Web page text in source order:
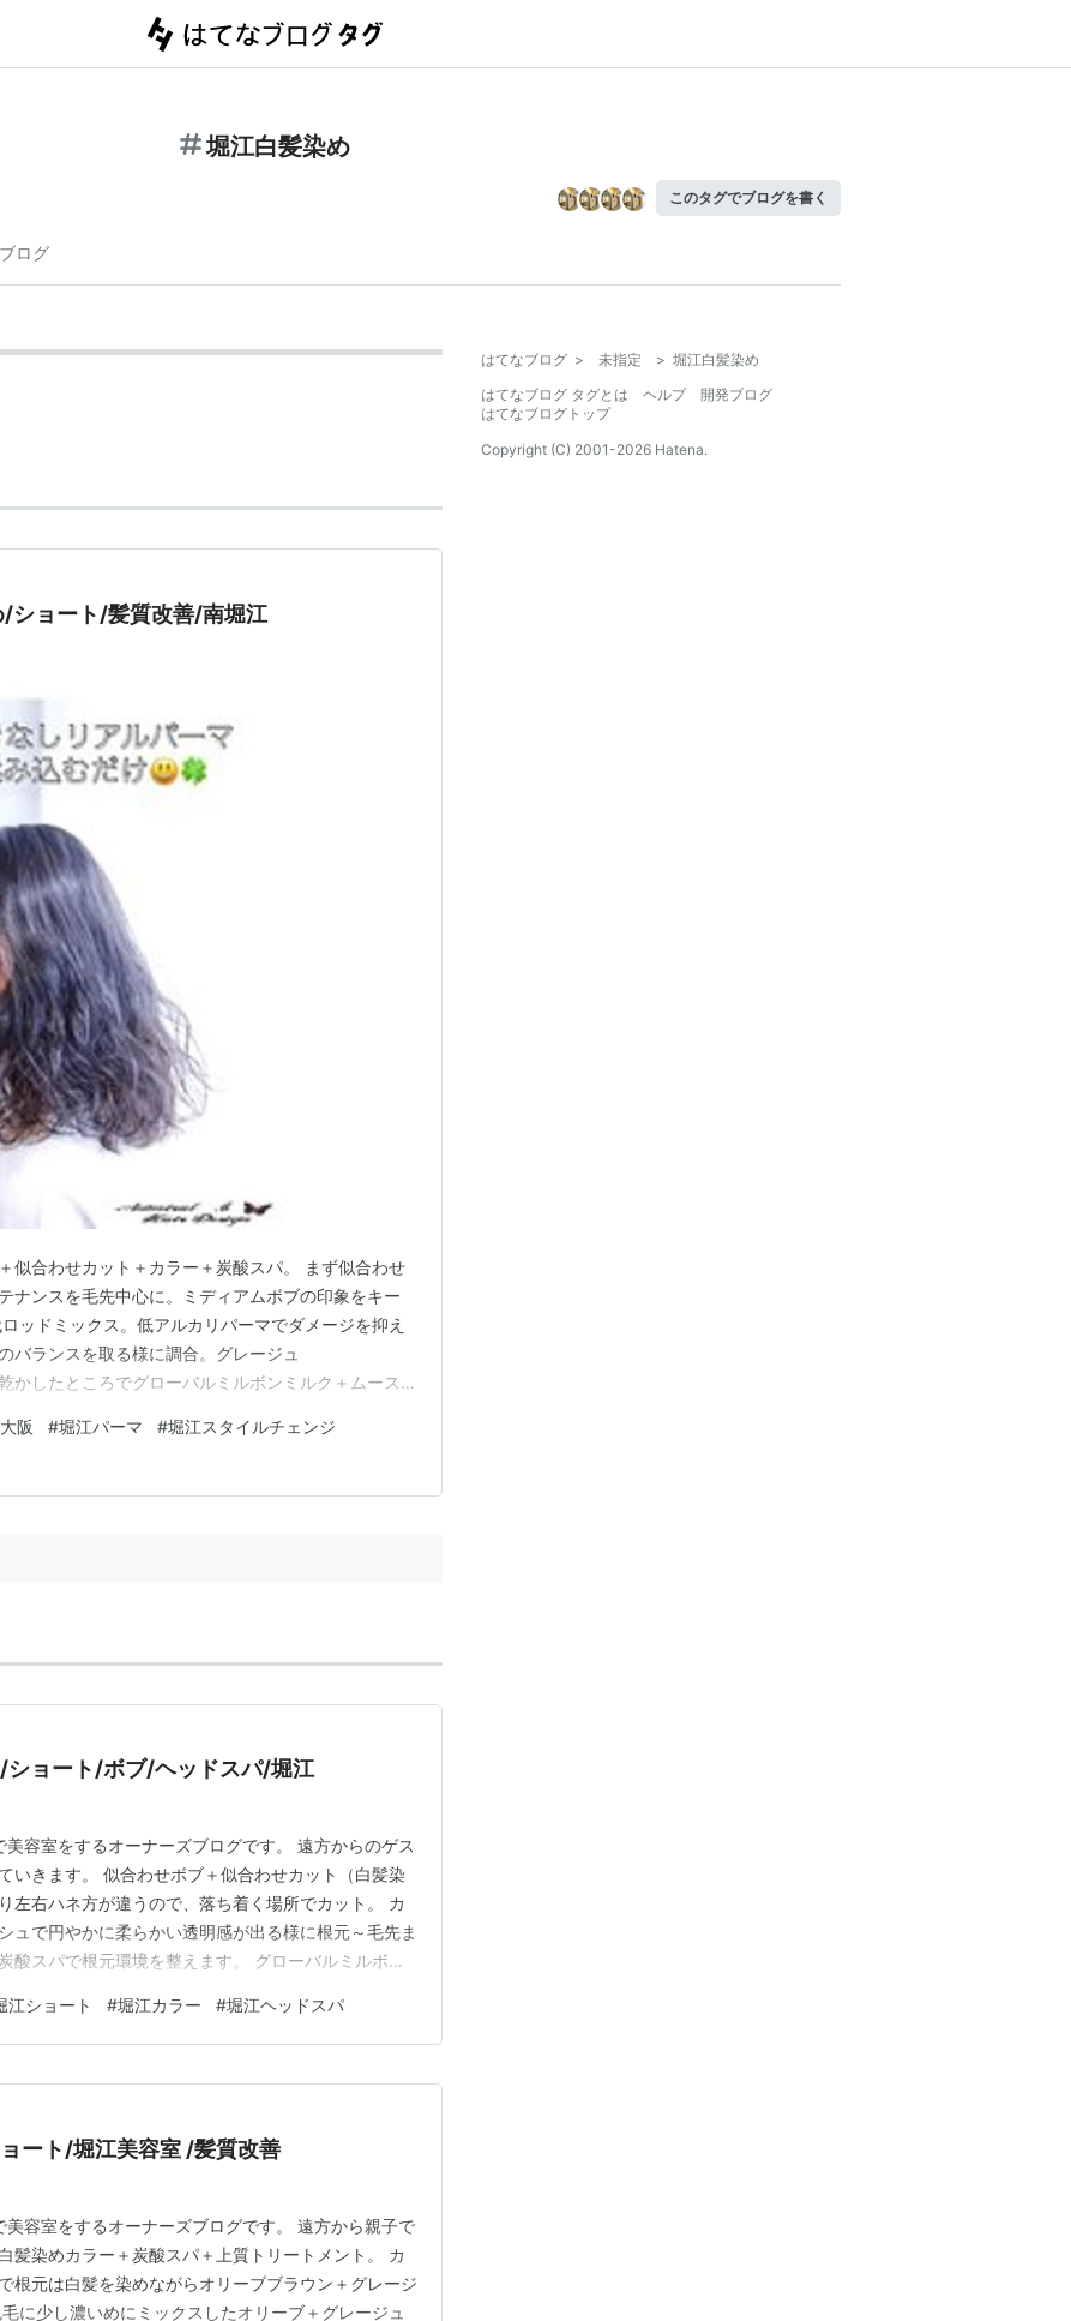
堀江白髪染め
このタグでブログを書く
ログ
/ショート/髪質改善/南堀江
似合わせカット＋カラー＋炭酸スパ。 まず似合わせ
ナンスを毛先中心に。ミディアムボブの印象をキー
ッドミックス。低アルカリパーマでダメージを抑え
バランスを取る様に調合。グレージュ
かしたところでグローバルミルボンミルク＋ムースで
。。。 有難うございます。。。。 。アドミラル ベー
白…
阪 #堀江パーマ #堀江スタイルチェンジ
ョート/ボブ/ヘッドスパ/堀江
容室をするオーナーズブログです。 遠方からのゲス
いきます。 似合わせボブ＋似合わせカット（白髪染
左右ハネ方が違うので、落ち着く場所でカット。 カ
ュで円やかに柔らかい透明感が出る様に根元～毛先ま
酸スパで根元環境を整えます。 グローバルミルボン
ラル ベー ヘアーデザイン(Admiral b Hair design)白
…
江ショート #堀江カラー #堀江ヘッドスパ
ート/堀江美容室 /髪質改善
容室をするオーナーズブログです。 遠方から親子で
髪染めカラー＋炭酸スパ＋上質トリートメント。 カ
根元は白髪を染めながらオリーブブラウン＋グレージ
に少し濃いめにミックスしたオリーブ＋グレージュ
はてなブログ > 未指定 > 堀江白髪染め
はてなブログ タグとは
ヘルプ
開発ブログ
はてなブログトップ
Copyright (C) 2001-2026 Hatena.